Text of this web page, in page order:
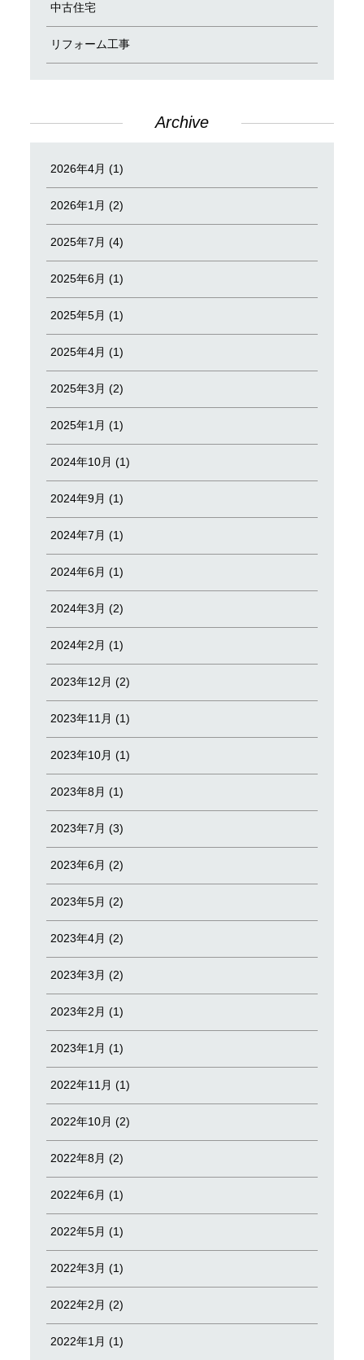
中古住宅
リフォーム工事
Archive
2026年4月 (1)
2026年1月 (2)
2025年7月 (4)
2025年6月 (1)
2025年5月 (1)
2025年4月 (1)
2025年3月 (2)
2025年1月 (1)
2024年10月 (1)
2024年9月 (1)
2024年7月 (1)
2024年6月 (1)
2024年3月 (2)
2024年2月 (1)
2023年12月 (2)
2023年11月 (1)
2023年10月 (1)
2023年8月 (1)
2023年7月 (3)
2023年6月 (2)
2023年5月 (2)
2023年4月 (2)
2023年3月 (2)
2023年2月 (1)
2023年1月 (1)
2022年11月 (1)
2022年10月 (2)
2022年8月 (2)
2022年6月 (1)
2022年5月 (1)
2022年3月 (1)
2022年2月 (2)
2022年1月 (1)